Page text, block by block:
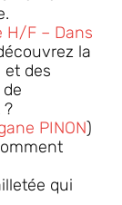
H/F – Dans
la
et des
PINON)
qui